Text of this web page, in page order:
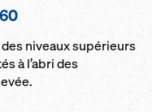
niveaux supérieurs
à l’abri des